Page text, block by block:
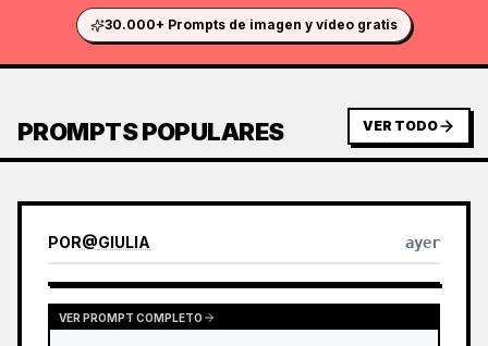
30.000+ Prompts de imagen y vídeo gratis
PROMPTS POPULARES VER TODO
POR@GIULIA ayer
VER PROMPT COMPLETO